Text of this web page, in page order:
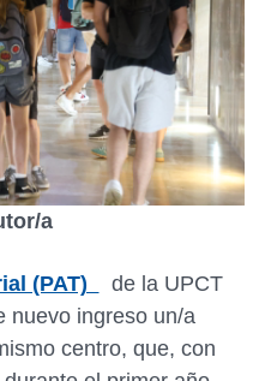
a
(PAT)
de la UPCT
nuevo ingreso un/a
centro, que, con